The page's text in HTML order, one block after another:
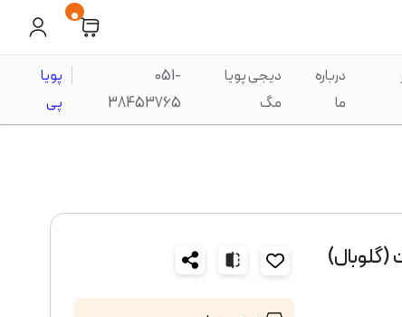
0
درباره
ما
دیجی پویا
مگ
051-
38453765
پویا
پی